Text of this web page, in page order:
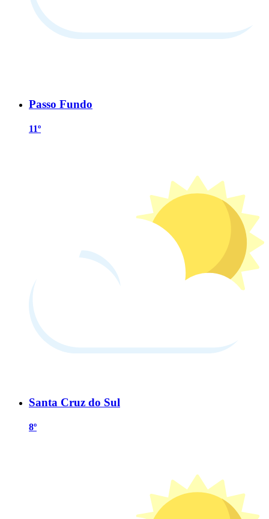
Passo Fundo
11º
Santa Cruz do Sul
8º